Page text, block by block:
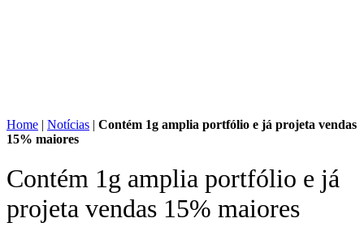
Home | Notícias | Contém 1g amplia portfólio e já projeta vendas
15% maiores
Contém 1g amplia portfólio e já
projeta vendas 15% maiores